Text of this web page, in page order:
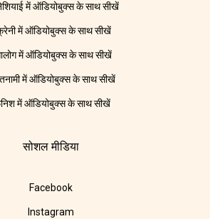
में ऑडियोबुक्स के साथ सीखें
में ऑडियोबुक्स के साथ सीखें
में ऑडियोबुक्स के साथ सीखें
में ऑडियोबुक्स के साथ सीखें
में ऑडियोबुक्स के साथ सीखें
सोशल मीडिया
Facebook
Instagram